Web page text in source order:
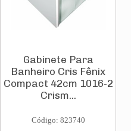
Gabinete Para
Banheiro Cris Fênix
Compact 42cm 1016-2
Crism...
Código: 823740